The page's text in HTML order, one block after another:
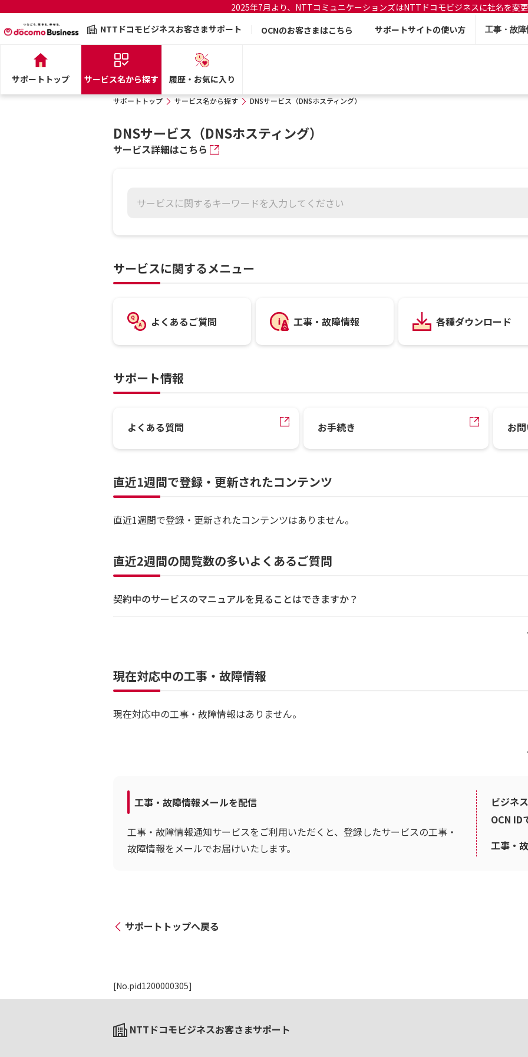
2025年7月より、NTTコミュニケーションズはNTTドコモビジネスに社名を変
NTTドコモビジネスお客さまサポート
OCNのお客さまはこちら サポートサイトの使い方 工事・故
サポートトップ サービス名から探す 履歴・お気に入り
サポートトップ サービス名から探す DNSサービス（DNSホスティング）
DNSサービス（DNSホスティング）
サービス詳細はこちら
サービスに関するメニュー
よくあるご質問 工事・故障情報 各種ダウンロード
サポート情報
よくある質問 お手続き お
直近1週間で登録・更新されたコンテンツ
直近1週間で登録・更新されたコンテンツはありません。
直近2週間の閲覧数の多いよくあるご質問
契約中のサービスのマニュアルを見ることはできますか？
現在対応中の工事・故障情報
現在対応中の工事・故障情報はありません。
工事・故障情報メールを配信
工事・故障情報通知サービスをご利用いただくと、登録したサービスの工事・
故障情報をメールでお届けいたします。
ビジネ
OCN ID
工事・
サポートトップへ戻る
[No.pid1200000305]
NTTドコモビジネスお客さまサポート